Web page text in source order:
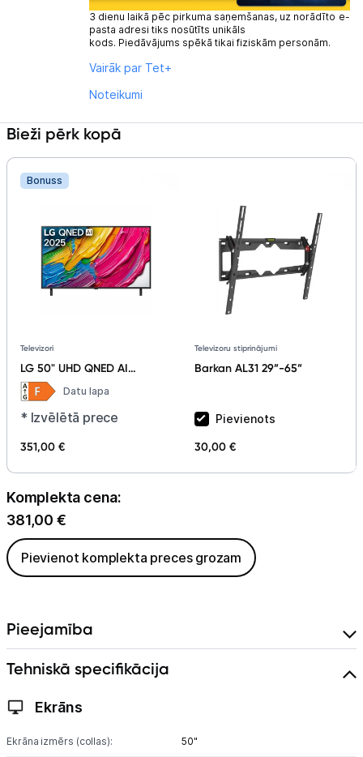
3 dienu laikā pēc pirkuma saņemšanas, uz norādīto e-
pasta adresi tiks nosūtīts unikāls
kods. Piedāvājums spēkā tikai fiziskām personām.
Vairāk par Tet+
Noteikumi
Bieži pērk kopā
Bonuss
Televizori
LG 50" UHD QNED AI
Smart TV 50QNED80A3A
Datu lapa
* Izvēlētā prece
351,00 €
Televizoru stiprinājumi
Barkan AL31 29”-65”
Pievienots
30,00 €
Komplekta cena:
381,00 €
Pievienot komplekta preces grozam
Pieejamība
Tehniskā specifikācija
Ekrāns
Ekrāna izmērs (collas): 50"